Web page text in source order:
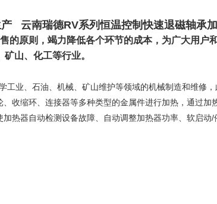
产 云南瑞德RV系列恒温控制快速退磁轴承
的原则，竭力降低各个环节的成本，为广大用户
矿山、化工等行业。
工业、石油、机械、矿山维护等领域的机械制造和维修，
收缩环、连接器等多种类型的金属件进行加热，通过加
热器自动检测设备故障、自动调整加热器功率、软启动/